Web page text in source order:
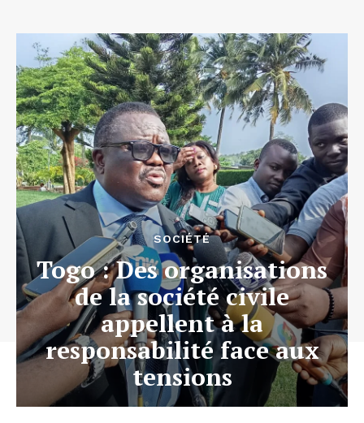
SOCIÉTÉ
Togo : Des organisations
de la société civile
appellent à la
responsabilité face aux
tensions